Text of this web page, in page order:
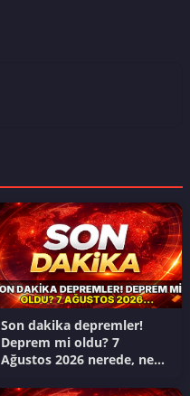
Son dakika depremler!
Deprem mi oldu? 7
Ağustos 2026 nerede, ne